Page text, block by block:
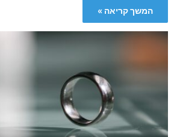
המשך קריאה »